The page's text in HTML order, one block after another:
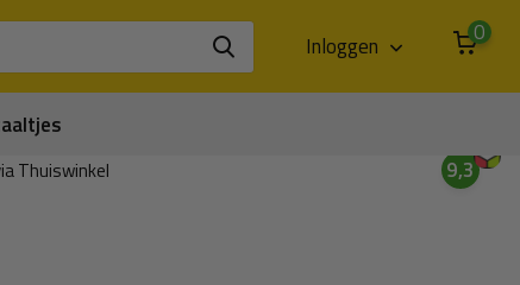
Inloggen 0
Thuiswinkel 9,3